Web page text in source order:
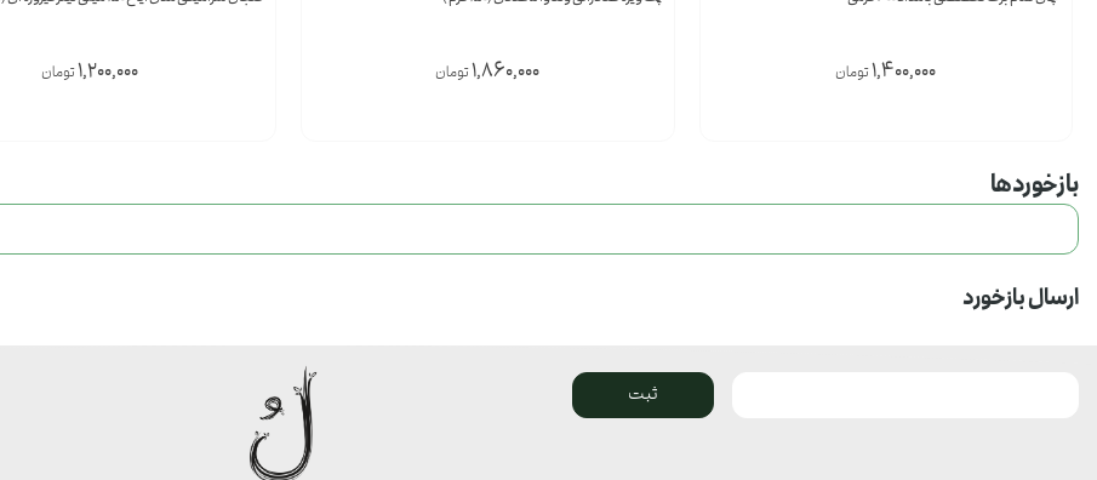
1,400,000تومان 1,860,000تومان 1,200,000تومان
بازخوردها
ارسال بازخورد
ثبت